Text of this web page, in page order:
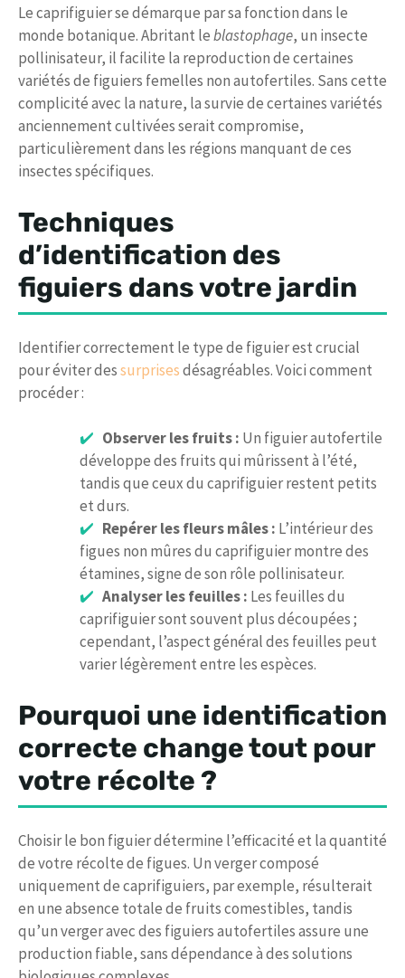
Le caprifiguier se démarque par sa fonction dans le
monde botanique. Abritant leblastophage, un insecte
pollinisateur, il facilite la reproduction de certaines
variétés de figuiers femelles non autofertiles. Sans cette
complicité avec la nature, la survie de certaines variétés
anciennement cultivées serait compromise,
particulièrement dans les régions manquant de ces
insectes spécifiques.
Techniques
d’identification des
figuiers dans votre jardin
Identifier correctement le type de figuier est crucial
pour éviter dessurprisesdésagréables. Voici comment
procéder :
Observer les fruits : Un figuier autofertile
développe des fruits qui mûrissent à l’été,
tandis que ceux du caprifiguier restent petits
et durs.
Repérer les fleurs mâles : L’intérieur des
figues non mûres du caprifiguier montre des
étamines, signe de son rôle pollinisateur.
Analyser les feuilles : Les feuilles du
caprifiguier sont souvent plus découpées ;
cependant, l’aspect général des feuilles peut
varier légèrement entre les espèces.
Pourquoi une identification
correcte change tout pour
votre récolte ?
Choisir le bon figuier détermine l’efficacité et la quantité
de votre récolte de figues. Un verger composé
uniquement de caprifiguiers, par exemple, résulterait
en une absence totale de fruits comestibles, tandis
qu’un verger avec des figuiers autofertiles assure une
production fiable, sans dépendance à des solutions